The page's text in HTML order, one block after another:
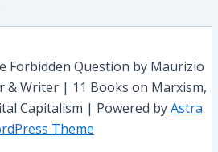
Forbidden Question by Maurizio
Writer | 11 Books on Marxism,
Capitalism | Powered byAstra
Theme